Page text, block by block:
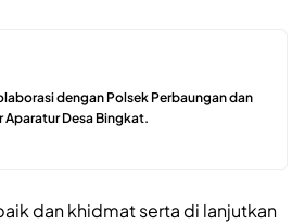
dengan Polsek Perbaungan dan
Aparatur Desa Bingkat.
dan khidmat serta di lanjutkan